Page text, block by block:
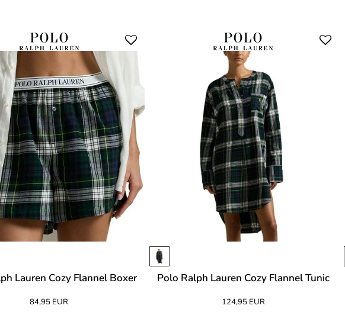
Lauren Cozy Flannel Boxer
84,95 EUR
Polo Ralph Lauren Cozy Flannel Tunic
124,95 EUR